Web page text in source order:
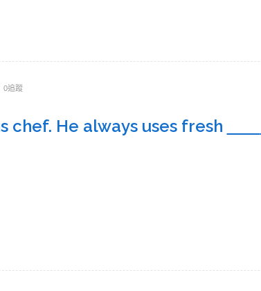
0追蹤
chef. He always uses fresh